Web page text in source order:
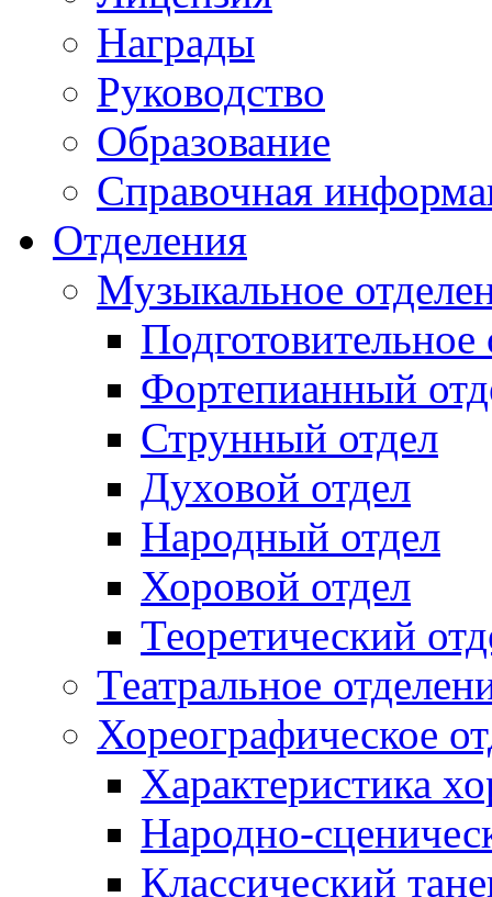
Награды
Руководство
Образование
Справочная
Отделения
Музыкальное
Подготовительное
Фортепианный
Струнный отдел
Духовой отдел
Народный отдел
Хоровой отдел
Теоретический
Театральное
Хореографическое
Характеристика
Народно-
Классический